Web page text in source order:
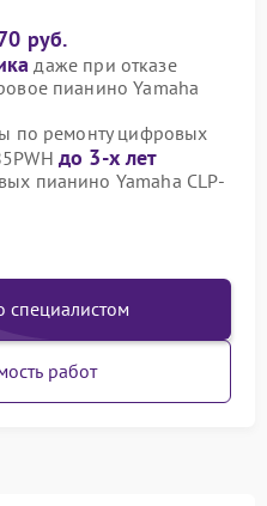
руб.
даже при отказе
пианино Yamaha
по ремонту цифровых
до 3-х лет
пианино Yamaha CLP-
специалистом
работ